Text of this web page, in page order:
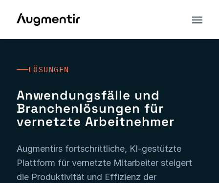
LÖSUNGEN
Anwendungsfälle und
Branchenlösungen für
vernetzte Arbeitnehmer
Augmentirs fortschrittliche, KI-gestützte
Plattform für vernetzte Mitarbeiter steigert
die Produktivität und Effizienz der